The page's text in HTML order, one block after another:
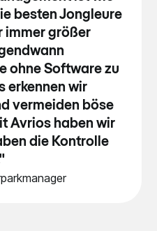
besten Jongleure
immer größer
ohne Software zu
erkennen wir
vermeiden böse
Avrios haben wir
die Kontrolle